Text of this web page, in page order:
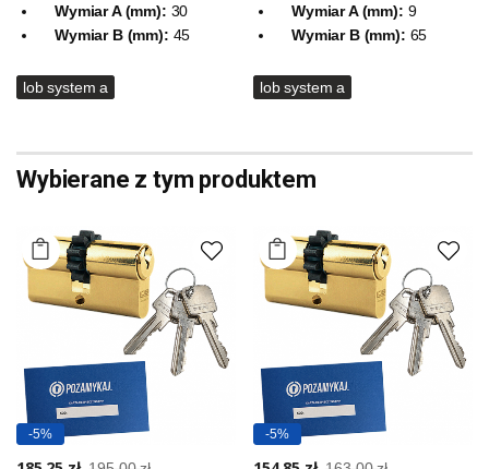
Wymiar A (mm): 30
Wymiar B (mm): 45
lob system a
Wymiar A (mm): 9
Wymiar B (mm): 65
lob system a
Wybierane z tym produktem
-5% -5%